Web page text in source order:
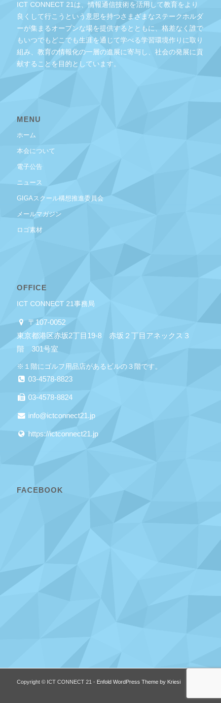
ICT CONNECT 21は、情報通信技術を活用して教育をより
良くして行こうという意思を持つさまざまなステークホルダ
ーが集まるオープンな場を提供するとともに、格差なく誰で
もいつでもどこでも生涯を通じて学べる学習環境作りに取り
組み、教育の情報化の一層の進展に寄与し、社会の発展に貢
献することを目的としています。
MENU
ホーム
本会について
電子公告
ニュース
GIGAスクール構想推進委員会
メールマガジン
ロゴ素材
OFFICE
ICT CONNECT 21事務局
〒107-0052
東京都港区赤坂2丁目19-8 赤坂２丁目アネックス３
階 301号室
※１階にゴルフ用品店があるビルの３階です。
03-4578-8823
03-4578-8824
info@ictconnect21.jp
https://ictconnect21.jp
FACEBOOK
Copyright © ICT CONNECT 21 - Enfold WordPress Theme by Kriesi